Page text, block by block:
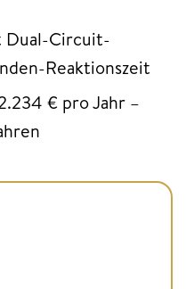
Dual-Circuit-
Reaktionszeit
€ pro Jahr –